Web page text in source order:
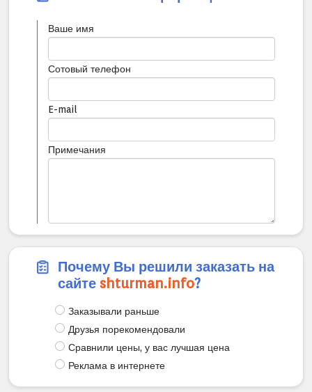
Ваше имя
Сотовый телефон
E-mail
Примечания
Почему Вы решили заказать на
сайте shturman.info?
Заказывали раньше
Друзья порекомендовали
Сравнили цены, у вас лучшая цена
Реклама в интернете